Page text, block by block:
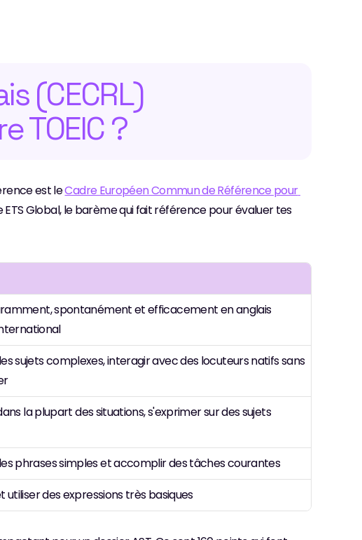
(CECRL)
TOEIC ?
est le Cadre Européen Commun de Référence pour
ETS Global, le barème qui fait référence pour évaluer tes
spontanément et efficacement en anglais
sujets complexes, interagir avec des locuteurs natifs sans
la plupart des situations, s'exprimer sur des sujets
phrases simples et accomplir des tâches courantes
des expressions très basiques